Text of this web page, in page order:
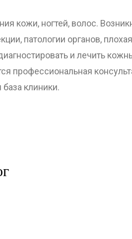
кожи, ногтей, волос.
патологии органов, плохая
и лечить
профессиональная
клиники.